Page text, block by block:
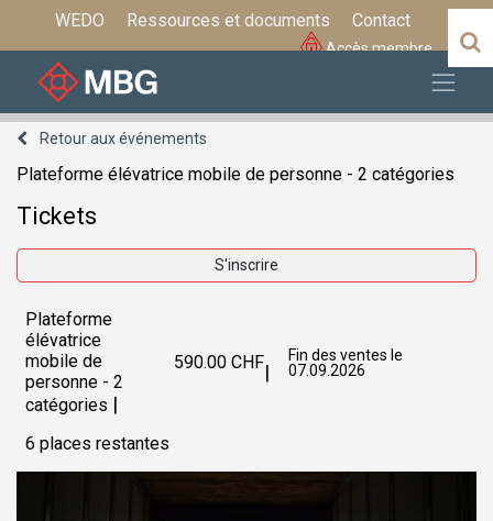
WEDO Ressources et documents Contact
Accès membre
Retour aux événements
Plateforme élévatrice mobile de personne - 2 catégories
Tickets
S'inscrire
Plateforme
élévatrice
mobile de
personne - 2
catégories |
590.00CHF|
Fin des ventes le
07.09.2026
6 places restantes